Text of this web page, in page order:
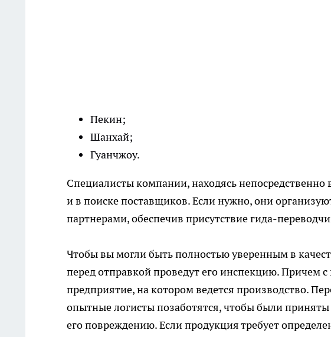
Пекин;
Шанхай;
Гуанчжоу.
Специалисты компании, находясь непосредственно
и в поиске поставщиков. Если нужно, они
партнерами, обеспечив присутствие гида-
Чтобы вы могли быть полностью уверенным в
перед отправкой проведут его инспекцию. Причем
предприятие, на котором ведется производство.
опытные логисты позаботятся, чтобы были
его повреждению. Если продукция требует